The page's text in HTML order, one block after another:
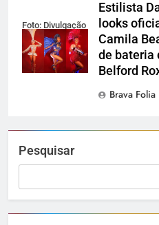
Foto: Divulgação
Estilista
looks
Camila
de bateria
Belford
Brava Folia
Pesquisar